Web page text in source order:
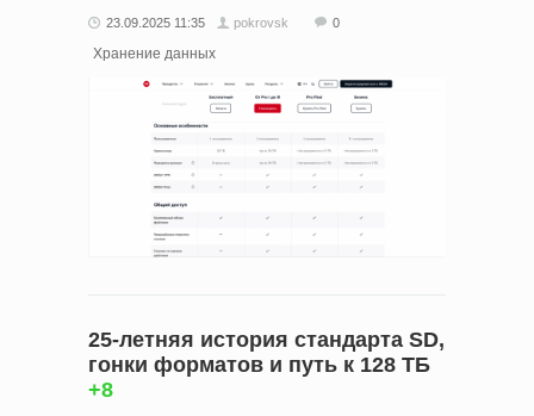
23.09.2025 11:35 pokrovsk 0
Хранение данных
25-летняя история стандарта SD,
гонки форматов и путь к 128 ТБ
+8